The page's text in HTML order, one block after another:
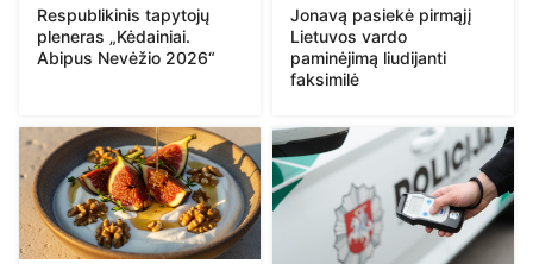
Respublikinis tapytojų
pleneras „Kėdainiai.
Abipus Nevėžio 2026“
Jonavą pasiekė pirmąjį
Lietuvos vardo
paminėjimą liudijanti
faksimilė